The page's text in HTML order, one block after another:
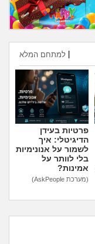
למתחם המלא
הוספת טיפ
פרטיות בעידן
הדיגיטלי: איך
לשמור על אנונימיות
בלי לוותר על
אמינות?
(מערכת AskPeople)